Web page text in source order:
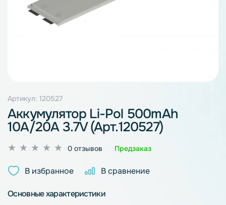
Артикул: 120527
Аккумулятор Li-Pol 500mAh
10A/20A 3.7V (Арт.120527)
Оценка
из
0 отзывов Предзаказ
В избранное В сравнение
Основные характеристики